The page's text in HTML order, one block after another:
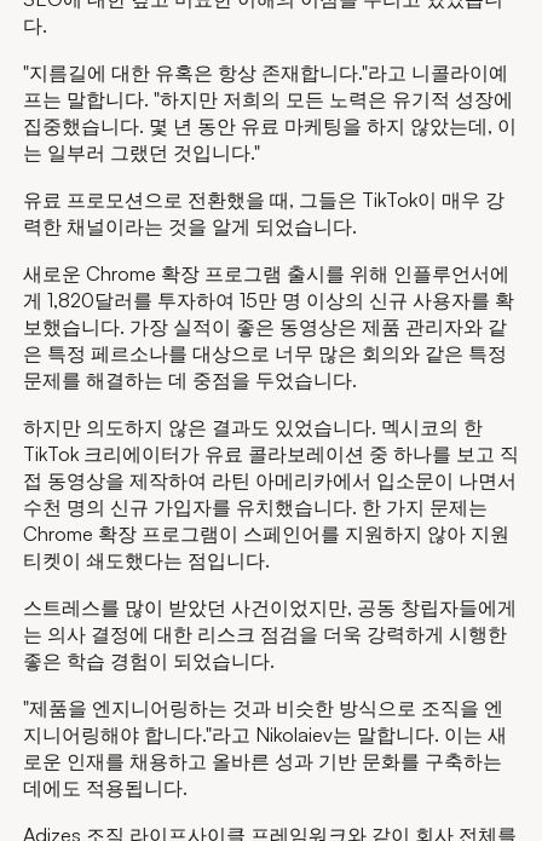
다.
"지름길에 대한 유혹은 항상 존재합니다."라고 니콜라이예
프는 말합니다. "하지만 저희의 모든 노력은 유기적 성장에
집중했습니다. 몇 년 동안 유료 마케팅을 하지 않았는데, 이
는 일부러 그랬던 것입니다."
유료 프로모션으로 전환했을 때, 그들은 TikTok이 매우 강
력한 채널이라는 것을 알게 되었습니다.
새로운 Chrome 확장 프로그램 출시를 위해 인플루언서에
게 1,820달러를 투자하여 15만 명 이상의 신규 사용자를 확
보했습니다. 가장 실적이 좋은 동영상은 제품 관리자와 같
은 특정 페르소나를 대상으로 너무 많은 회의와 같은 특정
문제를 해결하는 데 중점을 두었습니다.
하지만 의도하지 않은 결과도 있었습니다. 멕시코의 한
TikTok 크리에이터가 유료 콜라보레이션 중 하나를 보고 직
접 동영상을 제작하여 라틴 아메리카에서 입소문이 나면서
수천 명의 신규 가입자를 유치했습니다. 한 가지 문제는
Chrome 확장 프로그램이 스페인어를 지원하지 않아 지원
티켓이 쇄도했다는 점입니다.
스트레스를 많이 받았던 사건이었지만, 공동 창립자들에게
는 의사 결정에 대한 리스크 점검을 더욱 강력하게 시행한
좋은 학습 경험이 되었습니다.
"제품을 엔지니어링하는 것과 비슷한 방식으로 조직을 엔
지니어링해야 합니다."라고 Nikolaiev는 말합니다. 이는 새
로운 인재를 채용하고 올바른 성과 기반 문화를 구축하는
데에도 적용됩니다.
Adizes 조직 라이프사이클 프레임워크와 같이 회사 전체를